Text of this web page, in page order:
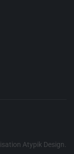
Atypik Design